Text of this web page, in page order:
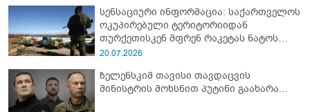
სენსაციური ინფორმაცია: საქართველოს
ოკუპირებული ტერიტორიიდან
თურქეთისკენ მფრენ რაკეტას ნატოს
სამიტი კინაღამ ჩაუშლია
20.07.2026
ზელენსკიმ თავისი თავდაცვის
მინისტრის მოხსნით პუტინი გაახარა...